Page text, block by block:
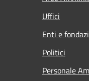
Uffici
Enti e
Politici
Personale